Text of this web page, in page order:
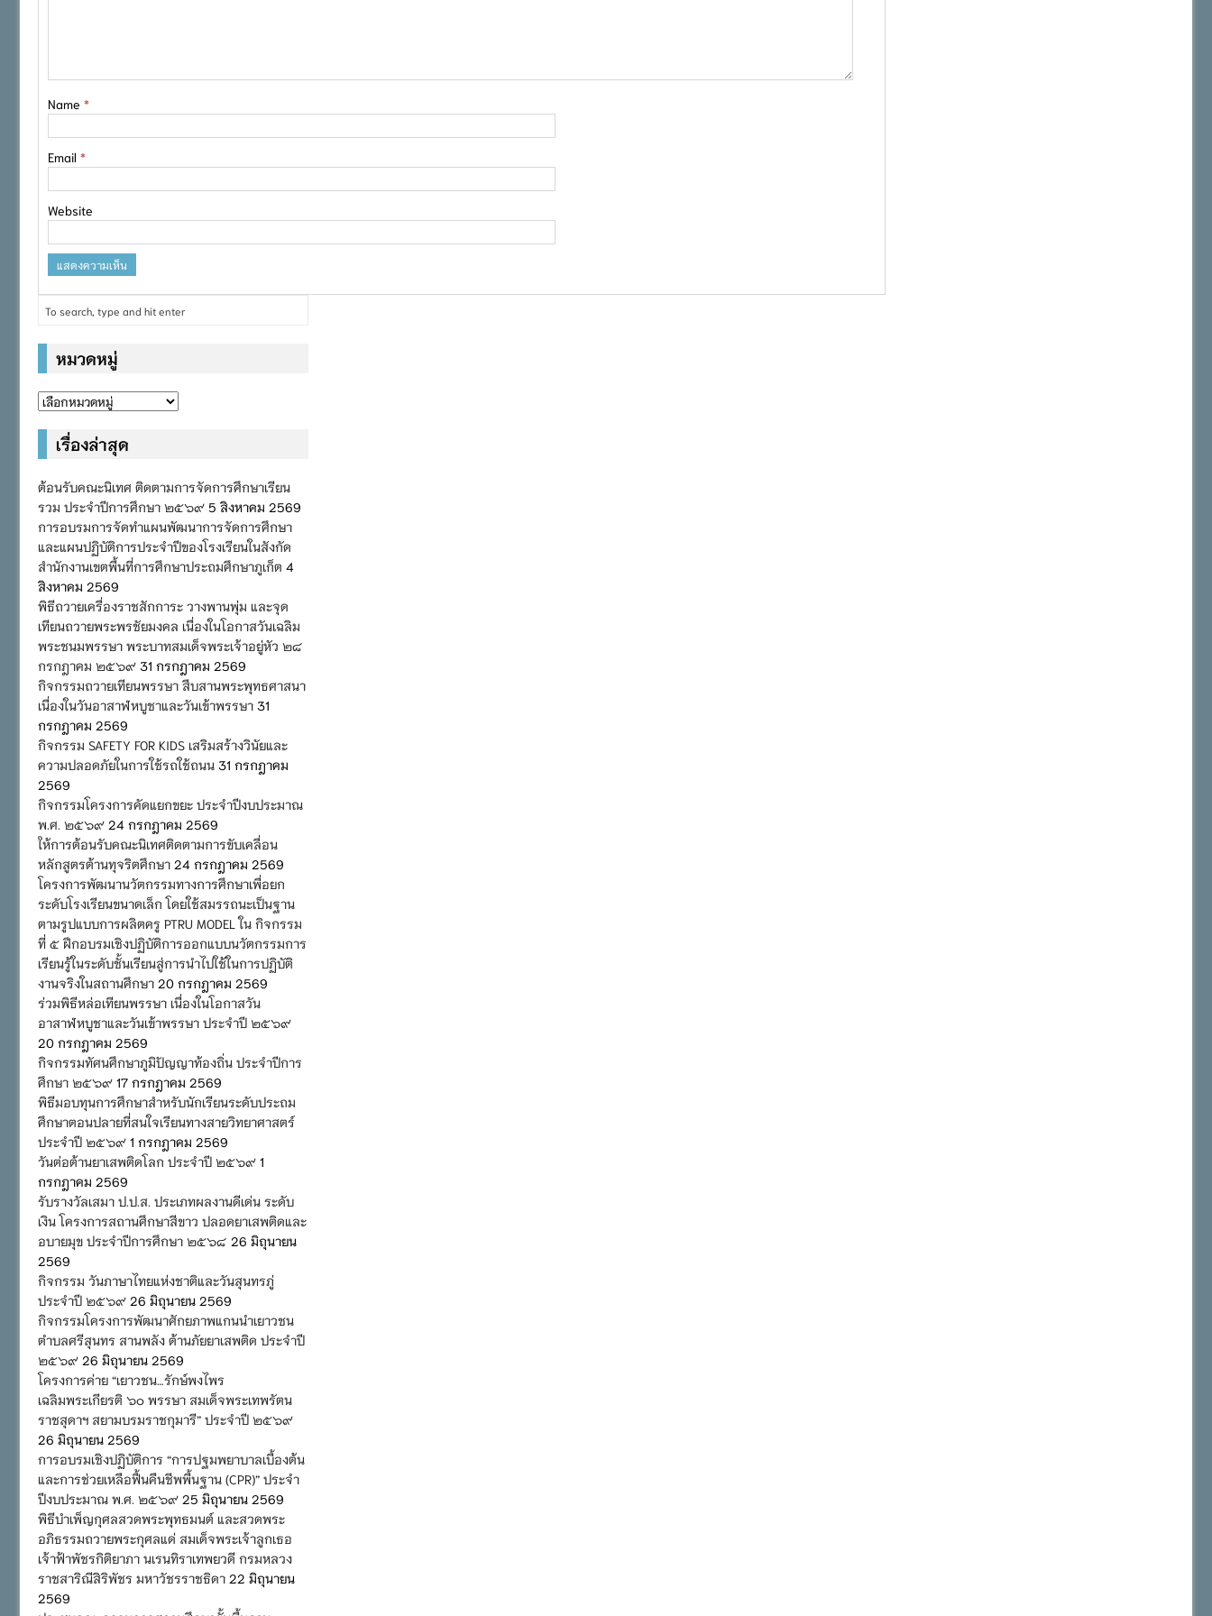
Name *
Email *
Website
หมวดหมู่
หมวด
เรื่องล่าสุด
ต้อนรับคณะนิเทศ ติดตามการจัดการศึกษาเรียน
รวม ประจำปีการศึกษา ๒๕๖๙ 5 สิงหาคม 2569
การอบรมการจัดทำแผนพัฒนาการจัดการศึกษา
และแผนปฏิบัติการประจำปีของโรงเรียนในสังกัด
สำนักงานเขตพื้นที่การศึกษาประถมศึกษาภูเก็ต 4
สิงหาคม 2569
พิธีถวายเครื่องราชสักการะ วางพานพุ่ม และจุด
เทียนถวายพระพรชัยมงคล เนื่องในโอกาสวันเฉลิม
พระชนมพรรษา พระบาทสมเด็จพระเจ้าอยู่หัว ๒๘
กรกฎาคม ๒๕๖๙ 31 กรกฎาคม 2569
กิจกรรมถวายเทียนพรรษา สืบสานพระพุทธศาสนา
เนื่องในวันอาสาฬหบูชาและวันเข้าพรรษา 31
กรกฎาคม 2569
กิจกรรม SAFETY FOR KIDS เสริมสร้างวินัยและ
ความปลอดภัยในการใช้รถใช้ถนน 31 กรกฎาคม
2569
กิจกรรมโครงการคัดแยกขยะ ประจำปีงบประมาณ
พ.ศ. ๒๕๖๙ 24 กรกฎาคม 2569
ให้การต้อนรับคณะนิเทศติดตามการขับเคลื่อน
หลักสูตรต้านทุจริตศึกษา 24 กรกฎาคม 2569
โครงการพัฒนานวัตกรรมทางการศึกษาเพื่อยก
ระดับโรงเรียนขนาดเล็ก โดยใช้สมรรถนะเป็นฐาน
ตามรูปแบบการผลิตครู PTRU MODEL ใน กิจกรรม
ที่ ๕ ฝึกอบรมเชิงปฏิบัติการออกแบบนวัตกรรมการ
เรียนรู้ในระดับชั้นเรียนสู่การนำไปใช้ในการปฏิบัติ
งานจริงในสถานศึกษา 20 กรกฎาคม 2569
ร่วมพิธีหล่อเทียนพรรษา เนื่องในโอกาสวัน
อาสาฬหบูชาและวันเข้าพรรษา ประจำปี ๒๕๖๙
20 กรกฎาคม 2569
กิจกรรมทัศนศึกษาภูมิปัญญาท้องถิ่น ประจำปีการ
ศึกษา ๒๕๖๙ 17 กรกฎาคม 2569
พิธีมอบทุนการศึกษาสำหรับนักเรียนระดับประถม
ศึกษาตอนปลายที่สนใจเรียนทางสายวิทยาศาสตร์
ประจำปี ๒๕๖๙ 1 กรกฎาคม 2569
วันต่อต้านยาเสพติดโลก ประจำปี ๒๕๖๙ 1
กรกฎาคม 2569
รับรางวัลเสมา ป.ป.ส. ประเภทผลงานดีเด่น ระดับ
เงิน โครงการสถานศึกษาสีขาว ปลอดยาเสพติดและ
อบายมุข ประจำปีการศึกษา ๒๕๖๘ 26 มิถุนายน
2569
กิจกรรม วันภาษาไทยแห่งชาติและวันสุนทรภู่
ประจำปี ๒๕๖๙ 26 มิถุนายน 2569
กิจกรรมโครงการพัฒนาศักยภาพแกนนำเยาวชน
ตำบลศรีสุนทร สานพลัง ต้านภัยยาเสพติด ประจำปี
๒๕๖๙ 26 มิถุนายน 2569
โครงการค่าย “เยาวชน…รักษ์พงไพร
เฉลิมพระเกียรติ ๖๐ พรรษา สมเด็จพระเทพรัตน
ราชสุดาฯ สยามบรมราชกุมารี” ประจำปี ๒๕๖๙
26 มิถุนายน 2569
การอบรมเชิงปฏิบัติการ “การปฐมพยาบาลเบื้องต้น
และการช่วยเหลือฟื้นคืนชีพพื้นฐาน (CPR)” ประจำ
ปีงบประมาณ พ.ศ. ๒๕๖๙ 25 มิถุนายน 2569
พิธีบำเพ็ญกุศลสวดพระพุทธมนต์ และสวดพระ
อภิธรรมถวายพระกุศลแด่ สมเด็จพระเจ้าลูกเธอ
เจ้าฟ้าพัชรกิติยาภา นเรนทิราเทพยวดี กรมหลวง
ราชสาริณีสิริพัชร มหาวัชรราชธิดา 22 มิถุนายน
2569